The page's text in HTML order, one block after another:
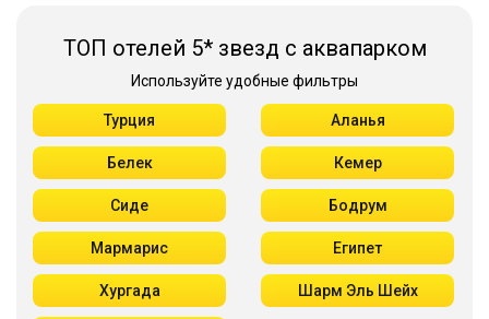
ТОП отелей 5* звезд с аквапарком
Используйте удобные фильтры
Турция Аланья
Белек Кемер
Сиде Бодрум
Мармарис Египет
Хургада Шарм Эль Шейх